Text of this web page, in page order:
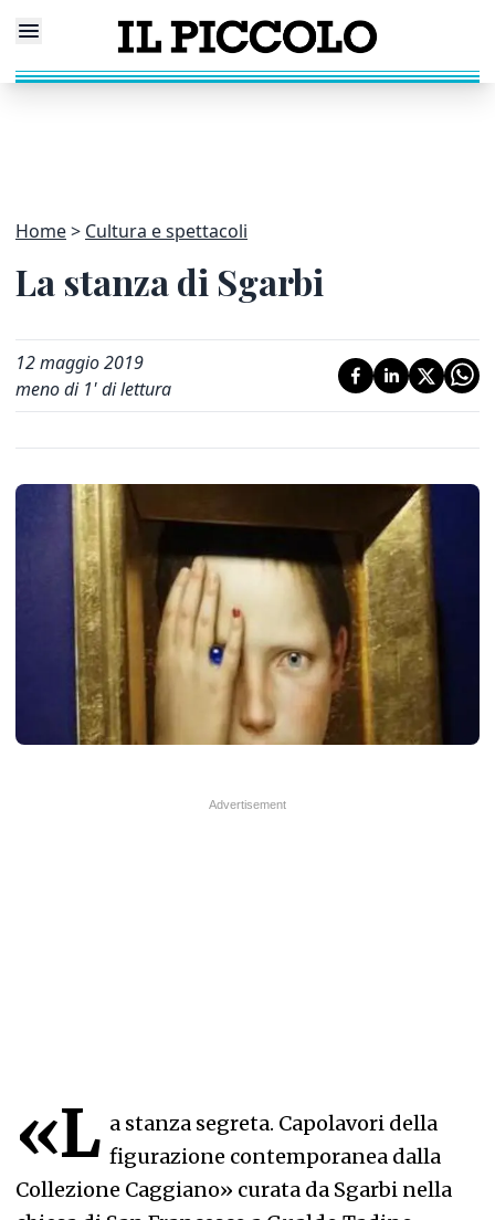
Home Cultura e spettacoli
La stanza di Sgarbi
12 maggio 2019
meno di 1' di lettura
«L a stanza segreta. Capolavori della
figurazione contemporanea dalla
Collezione Caggiano» curata da Sgarbi nella